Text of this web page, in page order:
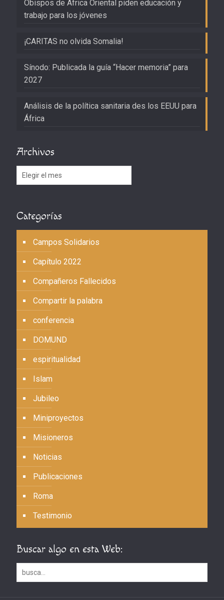
Obispos de África Oriental piden educación y
trabajo para los jóvenes
¡CARITAS no olvida Somalia!
Sínodo: Publicada la guía “Hacer memoria” para
2027
Análisis de la política sanitaria des los EEUU para
África
Archivos
Archivos
Categorías
Campos Solidarios
Capítulo 2022
Compañeros Fallecidos
Compartir la palabra
conferencia
DOMUND
espiritualidad
Islam
Jubileo
Miniproyectos
Misioneros
Noticias
Publicaciones
Roma
Testimonio
Buscar algo en esta Web: